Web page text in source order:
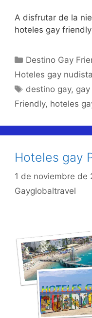
A disfrutar de la
hoteles gay
Categorías
Destino Gay
Hoteles gay
Etiquetas
destino gay,
Friendly, hoteles
Hoteles gay
1 de noviembre de
Gayglobaltravel